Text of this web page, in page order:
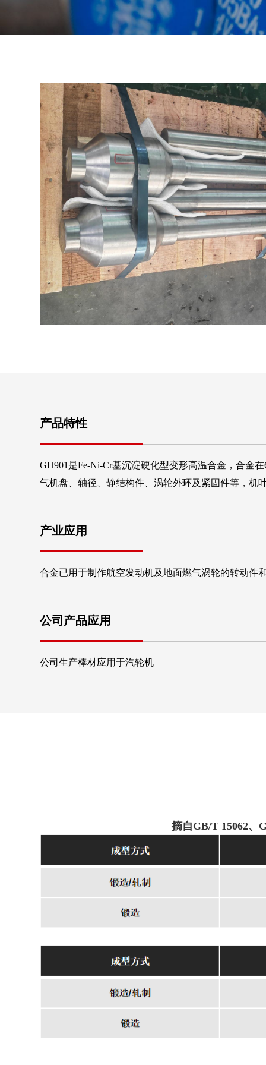
产品特性
GH901是Fe-Ni-Cr基沉淀硬化型变形高温合金，合金
气机盘、轴径、静结构件、涡轮外环及紧固件等，机
产业应用
合金已用于制作航空发动机及地面燃气涡轮的转动件
公司产品应用
公司生产棒材应用于汽轮机
摘自GB/T 15062、